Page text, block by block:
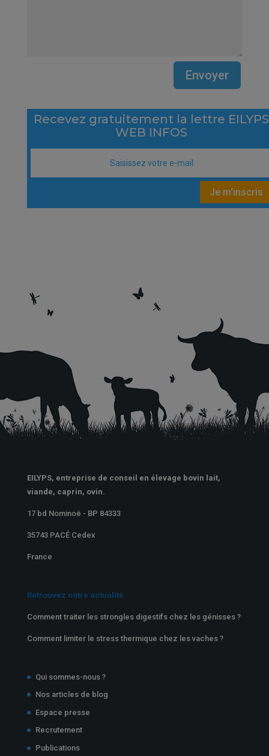
Envoyer
Recevez gratuitement la lettre EILYPS
WEB INFOS
Je m'inscris
EILYPS, entreprise de conseil en élevage bovin lait,
viande, caprin, ovin.
17 bd Nominoë - BP 84333
35743 PACÉ Cedex
France
Retrouvez notre actualité
Comment traiter les strongles digestifs chez les génisses ?
Comment limiter le stress thermique chez les vaches ?
Qui sommes-nous ?
Nos articles de blog
Espace presse
Recrutement
Publications